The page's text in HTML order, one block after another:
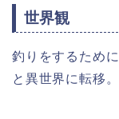
世界観
釣りをするため
と異世界に転移。